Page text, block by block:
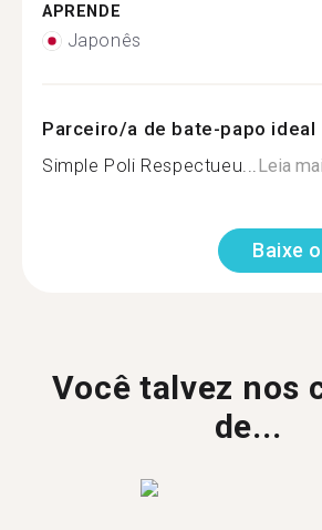
APRENDE
Japonês
Parceiro/a de bate-papo ideal
Simple Poli Respectueu...Leia
Baixe
Você talvez nos
de...